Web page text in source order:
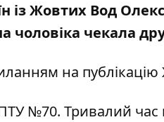
із Жовтих Вод
чоловіка чекала
на
№70. Тривалий час